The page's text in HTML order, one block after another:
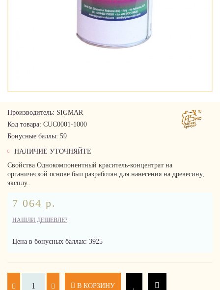
Производитель: SIGMAR
Код товара: CUC0001-1000
Бонусные баллы: 59
НАЛИЧИЕ УТОЧНЯЙТЕ
Свойства Однокомпонентный краситель-концентрат на
органической основе был разработан для нанесения на древесину,
эксплу..
7 064 р.
НАШЛИ ДЕШЕВЛЕ?
Цена в бонусных баллах: 3925
В КОРЗИНУ